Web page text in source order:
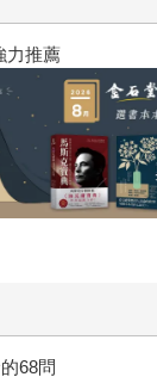
力推薦
68問